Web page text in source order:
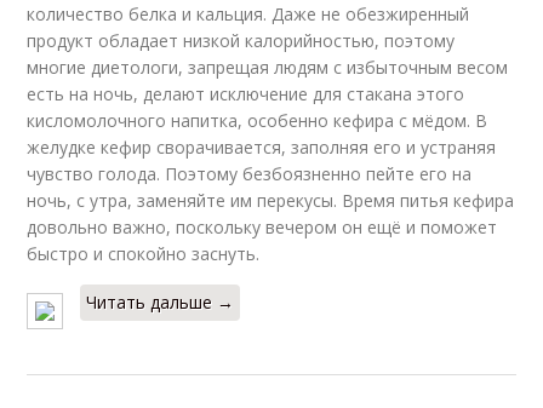
количество белка и кальция. Даже не обезжиренный
продукт обладает низкой калорийностью, поэтому
многие диетологи, запрещая людям с избыточным весом
есть на ночь, делают исключение для стакана этого
кисломолочного напитка, особенно кефира с мёдом. В
желудке кефир сворачивается, заполняя его и устраняя
чувство голода. Поэтому безбоязненно пейте его на
ночь, с утра, заменяйте им перекусы. Время питья кефира
довольно важно, поскольку вечером он ещё и поможет
быстро и спокойно заснуть.
Читать дальше →